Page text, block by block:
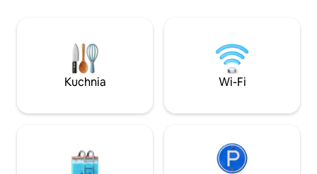
Hipokratesa. W niezrównanej lokalizacji
wzbogaconej o nowoczesne
udogodnienia.
Kuchnia Wi-Fi